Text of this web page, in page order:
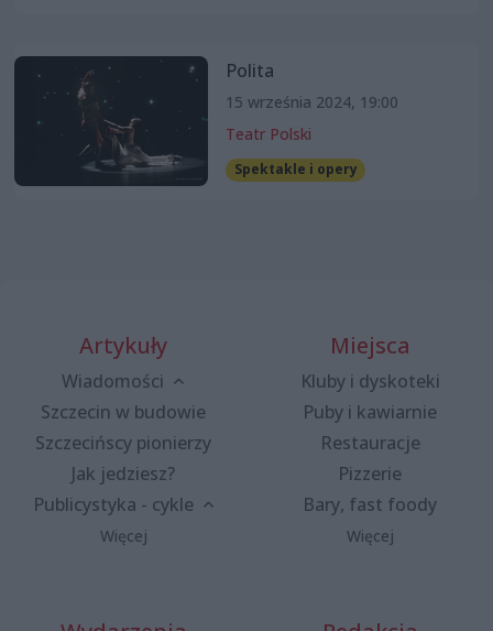
Polita
15 września 2024, 19:00
Teatr Polski
Spektakle i opery
Artykuły
Wiadomości
Szczecin w budowie
Szczecińscy pionierzy
Jak jedziesz?
Publicystyka - cykle
Więcej
Miejsca
Kluby i dyskoteki
Puby i kawiarnie
Restauracje
Pizzerie
Bary, fast foody
Więcej